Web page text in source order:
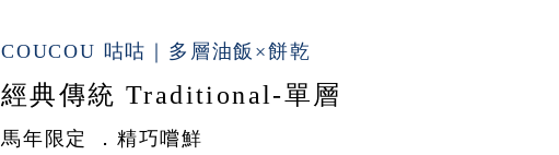
COUCOU 咕咕｜多層油飯×餅乾
經典傳統 Traditional-單層
馬年限定 ．精巧嚐鮮